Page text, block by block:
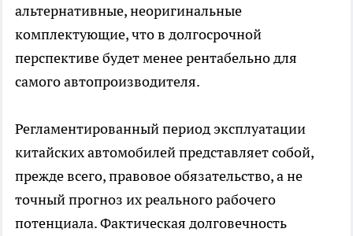
альтернативные, неоригинальные
комплектующие, что в долгосрочной
перспективе будет менее рентабельно для
самого автопроизводителя.
Регламентированный период эксплуатации
китайских автомобилей представляет собой,
прежде всего, правовое обязательство, а не
точный прогноз их реального рабочего
потенциала. Фактическая долговечность